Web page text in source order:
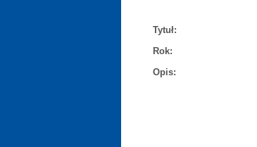
Tytuł:
Rok:
Opis: